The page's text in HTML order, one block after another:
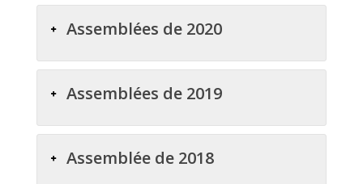
Assemblées de 2020
Assemblées de 2019
Assemblée de 2018